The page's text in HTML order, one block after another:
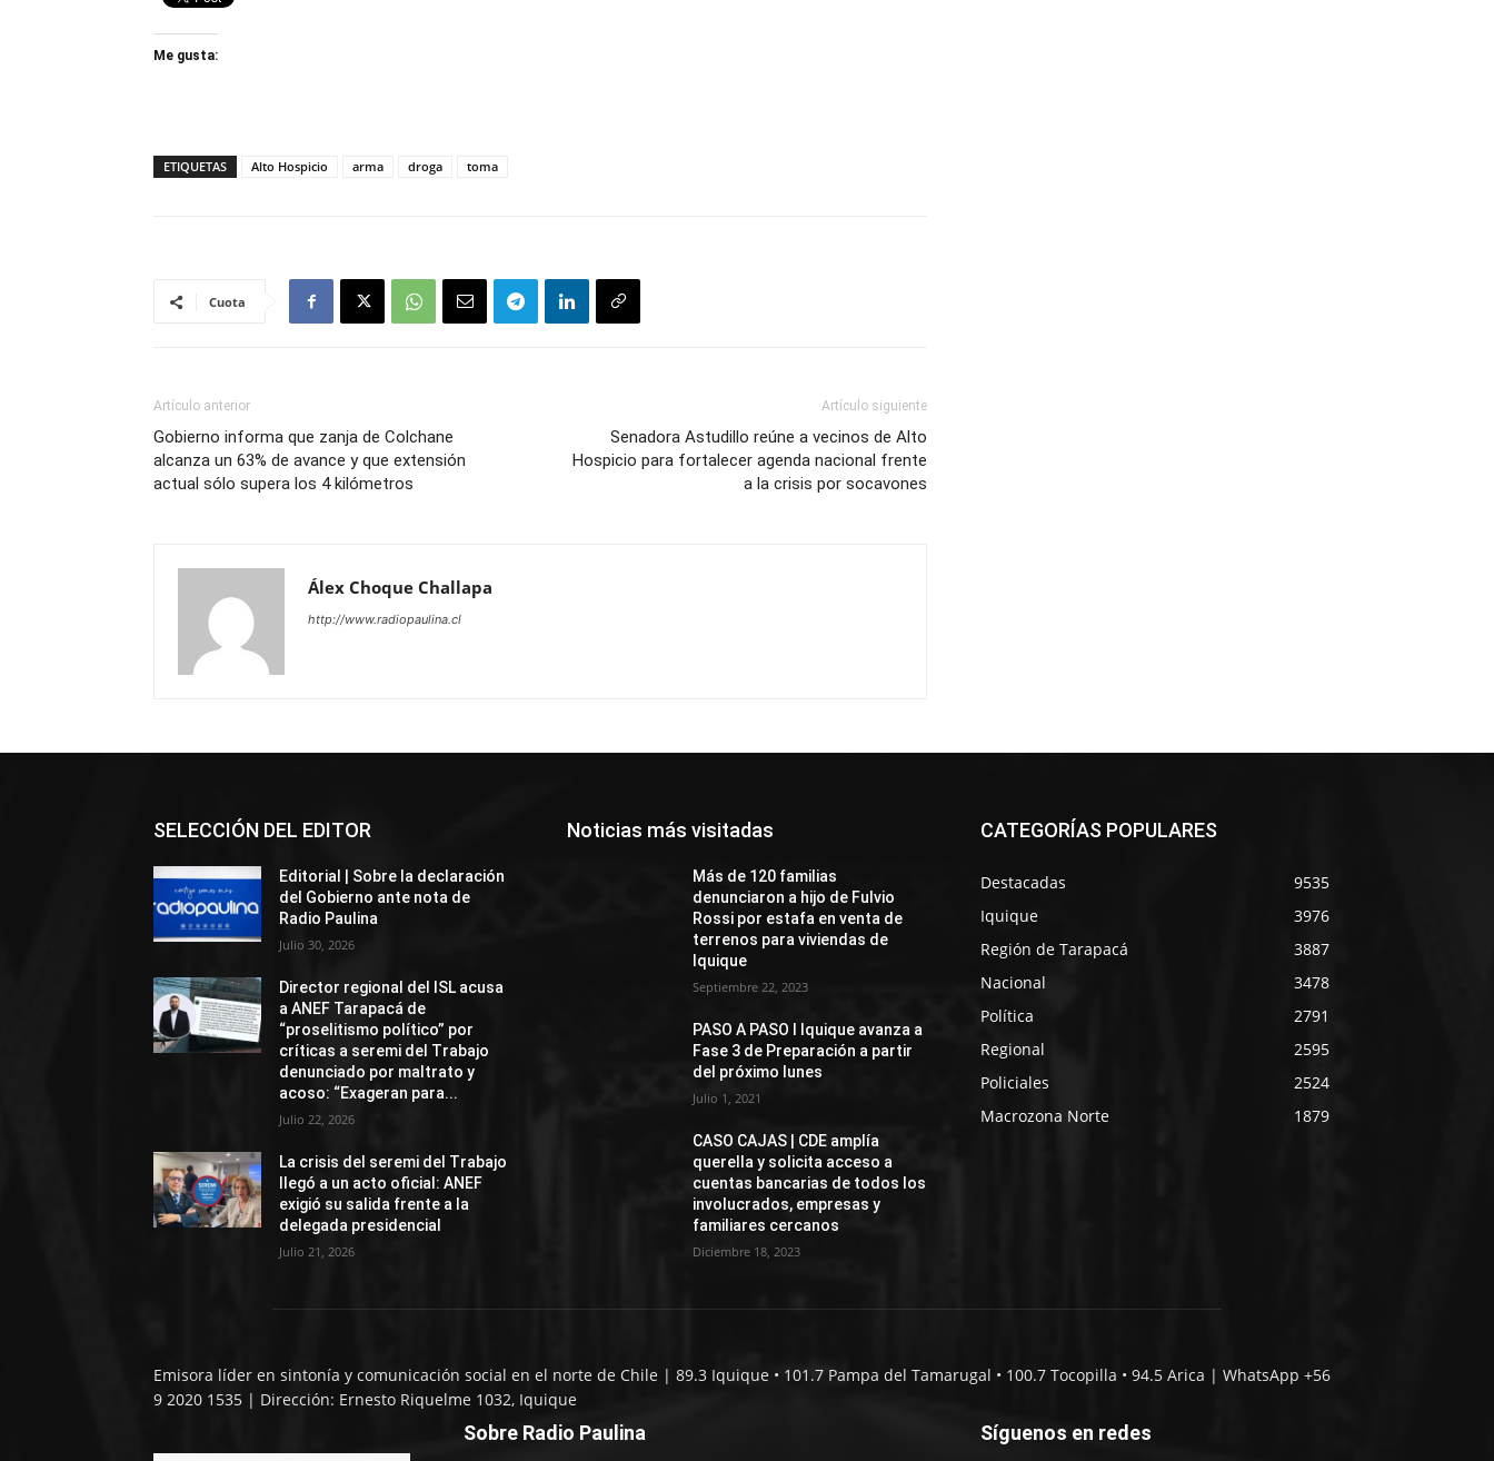
Me gusta:
ETIQUETAS Alto Hospicio arma droga toma
Cuota
Artículo anterior
Gobierno informa que zanja de Colchane
alcanza un 63% de avance y que extensión
actual sólo supera los 4 kilómetros
Artículo siguiente
Senadora Astudillo reúne a vecinos de Alto
Hospicio para fortalecer agenda nacional frente
a la crisis por socavones
Álex Choque Challapa
http://www.radiopaulina.cl
SELECCIÓN DEL EDITOR
Editorial | Sobre la declaración
del Gobierno ante nota de
Radio Paulina
Julio 30, 2026
Director regional del ISL acusa
a ANEF Tarapacá de
“proselitismo político” por
críticas a seremi del Trabajo
denunciado por maltrato y
acoso: “Exageran para...
Julio 22, 2026
La crisis del seremi del Trabajo
llegó a un acto oficial: ANEF
exigió su salida frente a la
delegada presidencial
Julio 21, 2026
Noticias más visitadas
Más de 120 familias
denunciaron a hijo de Fulvio
Rossi por estafa en venta de
terrenos para viviendas de
Iquique
Septiembre 22, 2023
PASO A PASO I Iquique avanza a
Fase 3 de Preparación a partir
del próximo lunes
Julio 1, 2021
CASO CAJAS | CDE amplía
querella y solicita acceso a
cuentas bancarias de todos los
involucrados, empresas y
familiares cercanos
Diciembre 18, 2023
CATEGORÍAS POPULARES
Destacadas
9535
Iquique
3976
Región de Tarapacá
3887
Nacional
3478
Política
2791
Regional
2595
Policiales
2524
Macrozona Norte
1879
Emisora líder en sintonía y comunicación social en el norte de Chile | 89.3 Iquique • 101.7 Pampa del Tamarugal • 100.7 Tocopilla • 94.5 Arica | WhatsApp +56
9 2020 1535 | Dirección: Ernesto Riquelme 1032, Iquique
Sobre Radio Paulina Síguenos en redes